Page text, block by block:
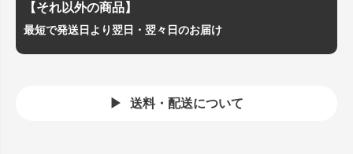
【それ以外の商品】
最短で発送日より翌日・翌々日のお届け
送料・配送について